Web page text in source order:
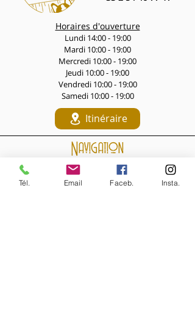
Horaires d'ouverture
Lundi 14:00 - 19:00
Mardi 10:00 - 19:00
Mercredi 10:00 - 19:00
Jeudi 10:00 - 19:00
Vendredi 10:00 - 19:00
Samedi 10:00 - 19:00
Itinéraire
Navigation
LES PÉPITES DES LIVES
Nouveautés de la semaine
Tél. Email Faceb. Insta.